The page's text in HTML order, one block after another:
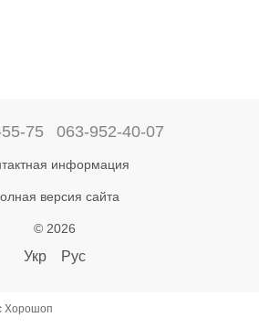
75 063-952-40-07
информация
версия сайта
© 2026
Укр Рус
Хорошоп